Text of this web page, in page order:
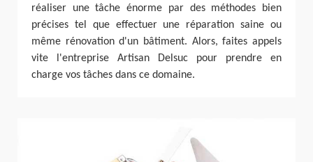
réaliser une tâche énorme par des méthodes bien
précises tel que effectuer une réparation saine ou
même rénovation d'un bâtiment. Alors, faites appels
vite l'entreprise Artisan Delsuc pour prendre en
charge vos tâches dans ce domaine.